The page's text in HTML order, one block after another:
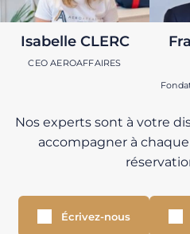
Isabelle CLERC
CEO AEROAFFAIRES
Nos experts sont à votre
accompagner à
Écrivez-nous